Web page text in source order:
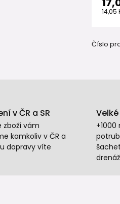
14,05
Číslo
v ČR a SR
zboží vám
kamkoliv v ČR a
dopravy víte